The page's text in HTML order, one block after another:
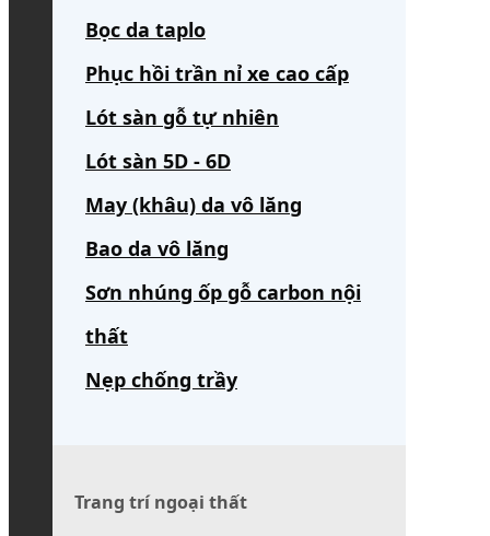
Bọc da taplo
Phục hồi trần nỉ xe cao cấp
Lót sàn gỗ tự nhiên
Lót sàn 5D - 6D
May (khâu) da vô lăng
Bao da vô lăng
Sơn nhúng ốp gỗ carbon nội
thất
Nẹp chống trầy
Trang trí ngoại thất